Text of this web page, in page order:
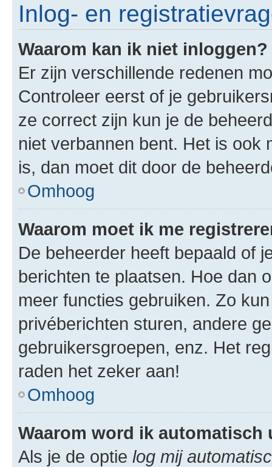
Inlog- en
Waarom kan ik niet inloggen?
Er zijn verschillende redenen
Controleer eerst of je
ze correct zijn kun je de
niet verbannen bent. Het is ook
is, dan moet dit door de
Omhoog
Waarom moet ik me
De beheerder heeft bepaald of
berichten te plaatsen. Hoe dan
meer functies gebruiken. Zo
privéberichten sturen, andere
gebruikersgroepen, enz. Het
raden het zeker aan!
Omhoog
Waarom word ik automatisch
Als je de optie log mij